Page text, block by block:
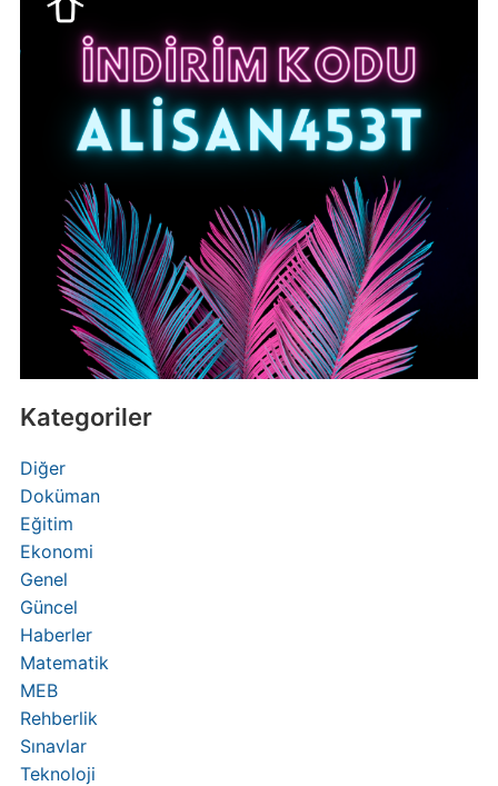
Kategoriler
Diğer
Doküman
Eğitim
Ekonomi
Genel
Güncel
Haberler
Matematik
MEB
Rehberlik
Sınavlar
Teknoloji